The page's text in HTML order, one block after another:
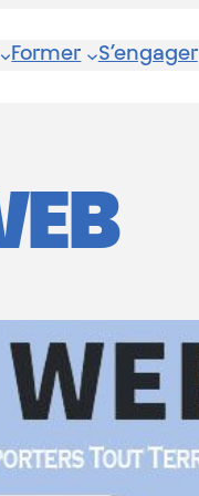
Former S’engager